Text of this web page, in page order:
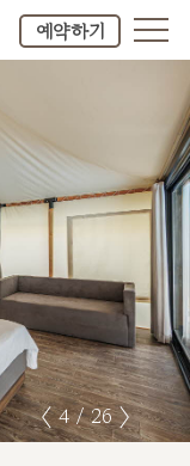
예약하기
4 / 26
〈 〉